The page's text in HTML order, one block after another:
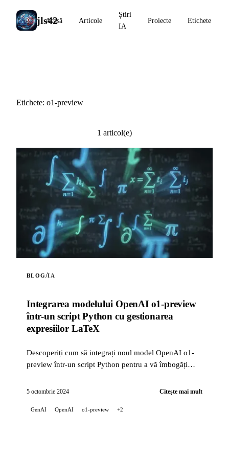
jls42
Acasă Articole
Știri
IA
Proiecte Etichete
Etichete: o1-preview
1 articol(e)
BLOG/IA
Integrarea modelului OpenAI o1-preview
într-un script Python cu gestionarea
expresiilor LaTeX
Descoperiți cum să integrați noul model OpenAI o1-
preview într-un script Python pentru a vă îmbogăți
5 octombrie 2024 Citește mai mult
GenAI OpenAI o1-preview +2